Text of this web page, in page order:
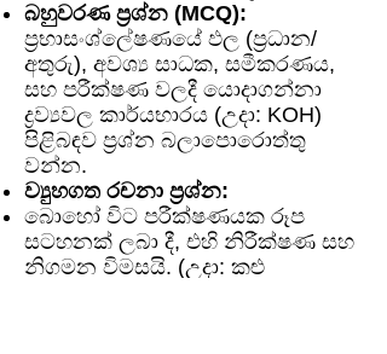
බහුවරණ ප්‍රශ්න (MCQ):
ප්‍රභාසංශ්ලේෂණයේ ඵල (ප්‍රධාන/
අතුරු), අවශ්‍ය සාධක, සමීකරණය,
සහ පරීක්ෂණ වලදී යොදාගන්නා
ද්‍රව්‍යවල කාර්යභාරය (උදා: KOH)
පිළිබඳව ප්‍රශ්න බලාපොරොත්තු
වන්න.
ව්‍යුහගත රචනා ප්‍රශ්න:
බොහෝ විට පරීක්ෂණයක රූප
සටහනක් ලබා දී, එහි නිරීක්ෂණ සහ
නිගමන විමසයි. (උදා: කළු